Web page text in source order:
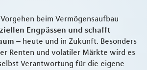
beim Vermögensaufbau
Engpässen und schafft
– heute und in Zukunft. Besonders
Renten und volatiler Märkte wird es
Verantwortung für die eigene